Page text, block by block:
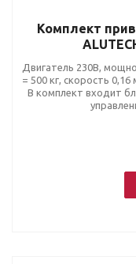
Комплект
Двигатель 230В,
= 500 кг, скорость
В комплект входит